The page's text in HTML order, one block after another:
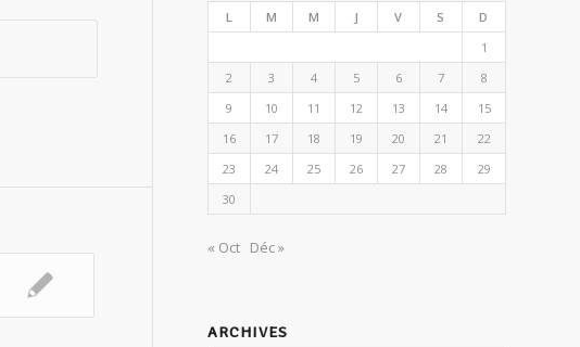
L M M J V S
D
1
2
3 4 5 6 7
8
9
10 11 12 13 14
15
16
17 18 19 20 21
22
23
24 25 26 27 28
29
30
« Oct Déc »
ARCHIVES